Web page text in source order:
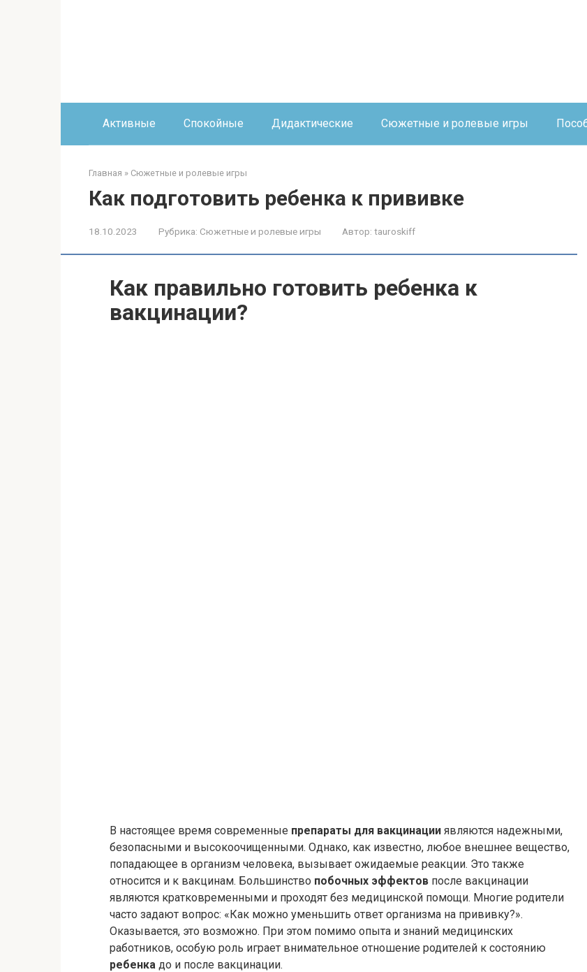
Активные Спокойные Дидактические Сюжетные и ролевые игры
Главная » Сюжетные и ролевые игры
Как подготовить ребенка к прививке
18.10.2023 Рубрика: Сюжетные и ролевые игры Автор: tauroskiff
Как правильно готовить ребенка к
вакцинации?
В настоящее время современные препараты для вакцинации являются надежными,
безопасными и высокоочищенными. Однако, как известно, любое внешнее вещество,
попадающее в организм человека, вызывает ожидаемые реакции. Это также
относится и к вакцинам. Большинство побочных эффектов после вакцинации
являются кратковременными и проходят без медицинской помощи. Многие родители
часто задают вопрос: «Как можно уменьшить ответ организма на прививку?».
Оказывается, это возможно. При этом помимо опыта и знаний медицинских
работников, особую роль играет внимательное отношение родителей к состоянию
ребенка до и после вакцинации.